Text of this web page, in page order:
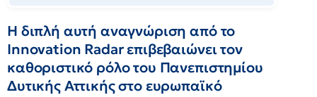
Η διπλή αυτή αναγνώριση από το
Innovation Radar επιβεβαιώνει τον
καθοριστικό ρόλο του Πανεπιστημίου
Δυτικής Αττικής στο ευρωπαϊκό